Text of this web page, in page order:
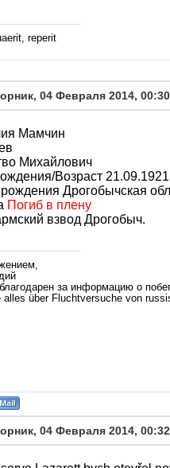
reperit
04 Февраля 2014,
Мамчин
Михайлович
Возраст 21.09.1921
Дрогобычская
Погиб в плену
взвод Дрогобыч.
за информацию о
alles über Fluchtversuche von
04 Февраля 2014,